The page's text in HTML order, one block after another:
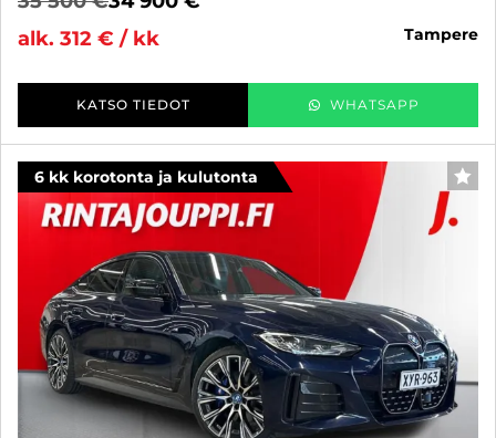
alk. 312 € / kk
tampere
KATSO TIEDOT WHATSAPP
6 kk korotonta ja kulutonta